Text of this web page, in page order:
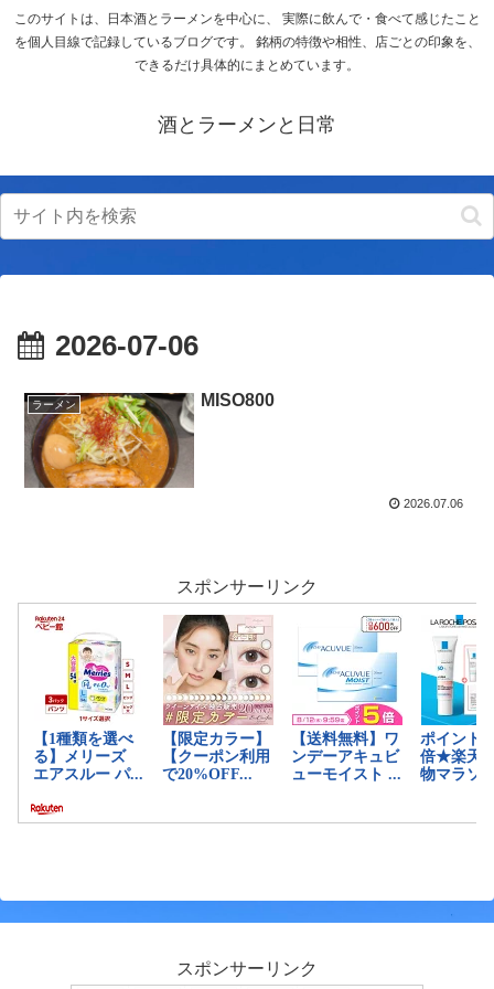
このサイトは、日本酒とラーメンを中心に、 実際に飲んで・食べて感じたこと
を個人目線で記録しているブログです。 銘柄の特徴や相性、店ごとの印象を、
できるだけ具体的にまとめています。
酒とラーメンと日常
2026-07-06
ラーメン MISO800
2026.07.06
スポンサーリンク
スポンサーリンク